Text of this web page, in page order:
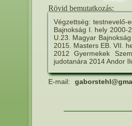
Rövid bemutatkozás:
Végzettség: testnevelő-
Bajnokság I. hely 2000-
U.23. Magyar
2015. Masters EB. VII.
2012 Gyermekek
judotanára 2014 Andor
E-mail: